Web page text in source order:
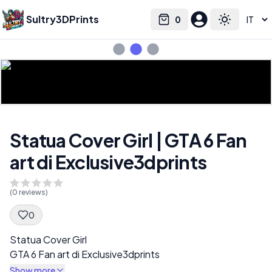
Sultry3DPrints 0
Cart Toggle
Select language
Statua Cover Girl | GTA 6 Fan
art di Exclusive3dprints
(0 reviews)
0
Spec Description
Statua Cover Girl
GTA 6 Fan art di Exclusive3dprints